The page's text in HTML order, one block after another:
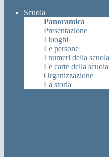
Scuola
Panoramica
Presentazione
I luoghi
Le persone
I numeri della scuola
Le carte della scuola
Organizzazione
La storia